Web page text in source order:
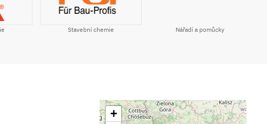
Stavební chemie Nářadí a pomůcky
+